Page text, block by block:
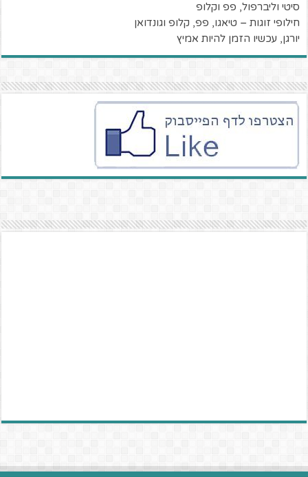
סיטי וליברפול, פפ וקלופ
חילופי זוגות – טיאגו, פפ, קלופ וגונדואן
יורגן, עכשיו הזמן להיות אמיץ